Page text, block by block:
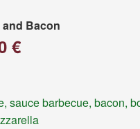
and Bacon
€
sauce barbecue, bacon,